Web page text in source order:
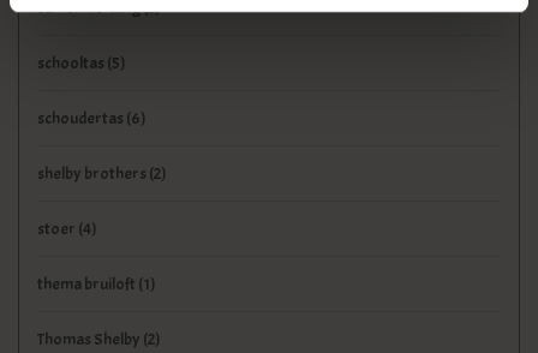
samenwerking(2)
schooltas (5)
schoudertas (6)
shelby brothers (2)
stoer (4)
thema bruiloft (1)
Thomas Shelby (2)